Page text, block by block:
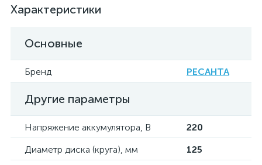
Характеристики
Основные
Бренд РЕСАНТА
Другие параметры
Напряжение аккумулятора, В
220
Диаметр диска (круга), мм
125